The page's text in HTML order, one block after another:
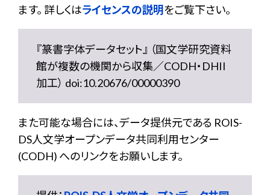
ます。 詳しくはライセンスの説明をご覧下さい。
『篆書字体データセット』 （国文学研究資料
館が複数の機関から収集／CODH・DHII
加工） doi:10.20676/00000390
また可能な場合には、データ提供元である ROIS-
DS人文学オープンデータ共同利用センター
(CODH) へのリンクをお願いします。